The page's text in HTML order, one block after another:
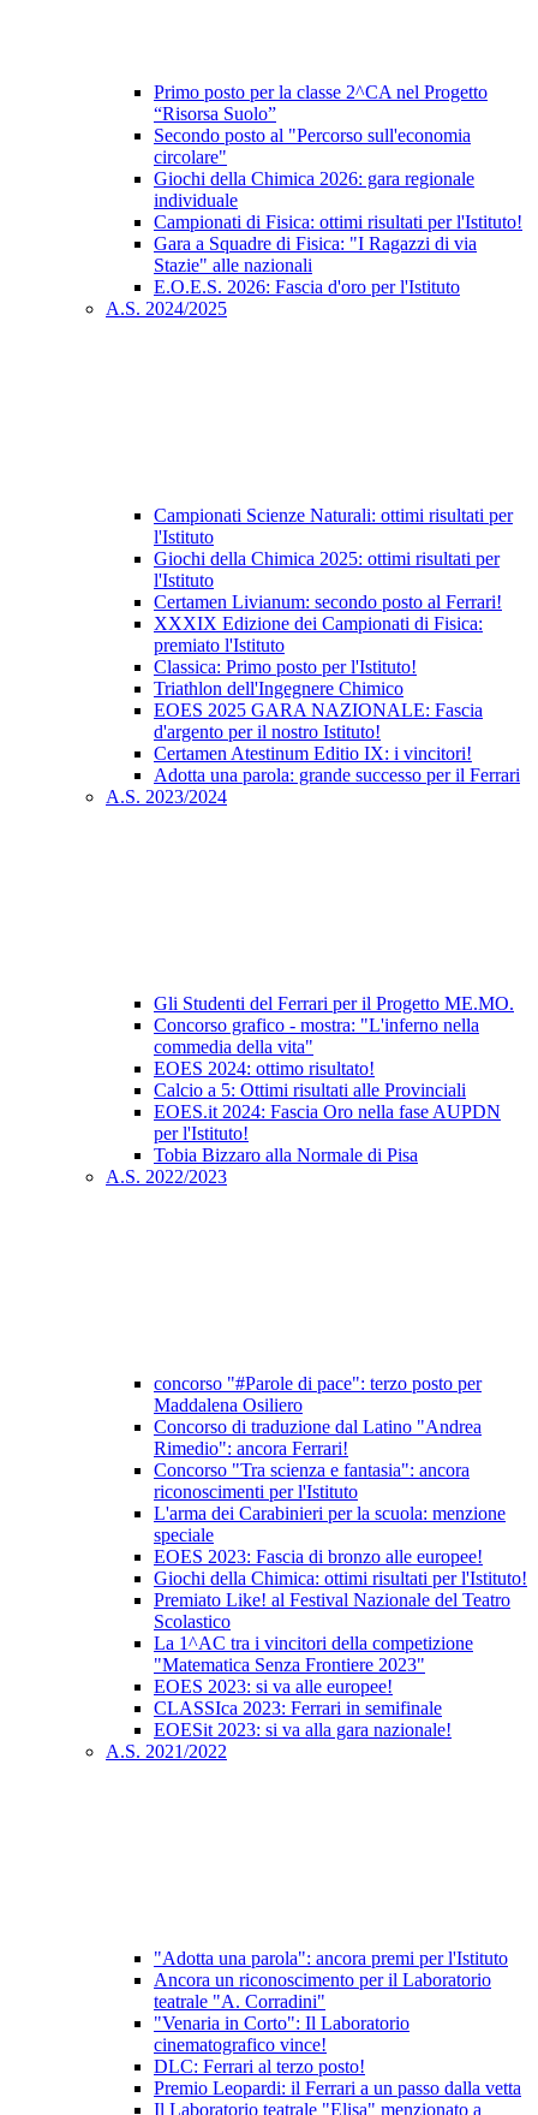
Primo posto per la classe 2^CA nel Progetto
“Risorsa Suolo”
Secondo posto al "Percorso sull'economia
circolare"
Giochi della Chimica 2026: gara regionale
individuale
Campionati di Fisica: ottimi risultati per l'Istituto!
Gara a Squadre di Fisica: "I Ragazzi di via
Stazie" alle nazionali
E.O.E.S. 2026: Fascia d'oro per l'Istituto
A.S. 2024/2025
Campionati Scienze Naturali: ottimi risultati per
l'Istituto
Giochi della Chimica 2025: ottimi risultati per
l'Istituto
Certamen Livianum: secondo posto al Ferrari!
XXXIX Edizione dei Campionati di Fisica:
premiato l'Istituto
Classica: Primo posto per l'Istituto!
Triathlon dell'Ingegnere Chimico
EOES 2025 GARA NAZIONALE: Fascia
d'argento per il nostro Istituto!
Certamen Atestinum Editio IX: i vincitori!
Adotta una parola: grande successo per il Ferrari
A.S. 2023/2024
Gli Studenti del Ferrari per il Progetto ME.MO.
Concorso grafico - mostra: "L'inferno nella
commedia della vita"
EOES 2024: ottimo risultato!
Calcio a 5: Ottimi risultati alle Provinciali
EOES.it 2024: Fascia Oro nella fase AUPDN
per l'Istituto!
Tobia Bizzaro alla Normale di Pisa
A.S. 2022/2023
concorso "#Parole di pace": terzo posto per
Maddalena Osiliero
Concorso di traduzione dal Latino "Andrea
Rimedio": ancora Ferrari!
Concorso "Tra scienza e fantasia": ancora
riconoscimenti per l'Istituto
L'arma dei Carabinieri per la scuola: menzione
speciale
EOES 2023: Fascia di bronzo alle europee!
Giochi della Chimica: ottimi risultati per l'Istituto!
Premiato Like! al Festival Nazionale del Teatro
Scolastico
La 1^AC tra i vincitori della competizione
"Matematica Senza Frontiere 2023"
EOES 2023: si va alle europee!
CLASSIca 2023: Ferrari in semifinale
EOESit 2023: si va alla gara nazionale!
A.S. 2021/2022
"Adotta una parola": ancora premi per l'Istituto
Ancora un riconoscimento per il Laboratorio
teatrale "A. Corradini"
"Venaria in Corto": Il Laboratorio
cinematografico vince!
DLC: Ferrari al terzo posto!
Premio Leopardi: il Ferrari a un passo dalla vetta
Il Laboratorio teatrale "Elisa" menzionato a